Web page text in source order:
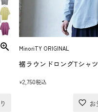
MinoriTY ORIGINAL
裾ラウンドロングTシャツ
¥2,750税込